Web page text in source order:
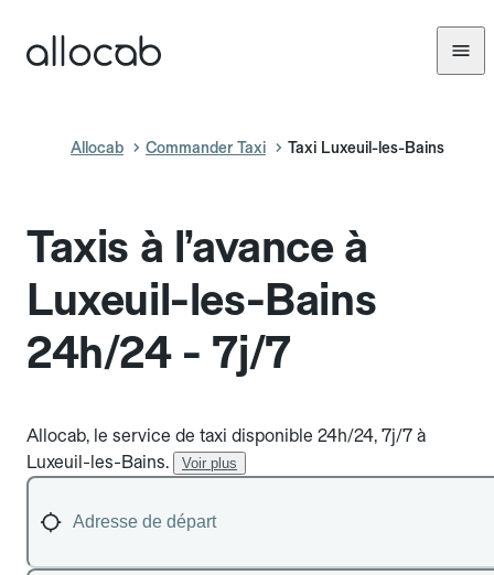
Allocab Commander Taxi Taxi Luxeuil-les-Bains
Taxis à l’avance à
Luxeuil-les-Bains
24h/24 - 7j/7
Allocab, le service de taxi disponible 24h/24, 7j/7 à
Luxeuil-les-Bains.
Voir plus